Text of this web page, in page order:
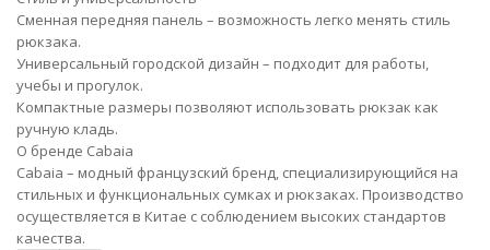
Сменная передняя панель – возможность легко менять стиль
рюкзака.
Универсальный городской дизайн – подходит для работы,
учебы и прогулок.
Компактные размеры позволяют использовать рюкзак как
ручную кладь.
О бренде Cabaia
Cabaia – модный французский бренд, специализирующийся на
стильных и функциональных сумках и рюкзаках. Производство
осуществляется в Китае с соблюдением высоких стандартов
качества.